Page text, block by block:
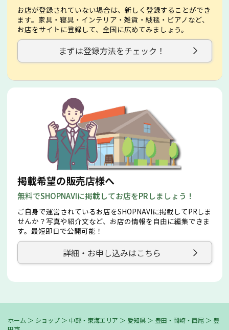
お店が登録されていない場合は、新しく登録することができ
ます。家具・寝具・インテリア・雑貨・絨毯・ビアノなど、
お店をサイトに登録して、全国に広めてみましょう。
まずは登録方法をチェック！
掲載希望の販売店様へ
無料でSHOPNAVIに掲載してお店をPRしましょう！
ご自身で運営されているお店をSHOPNAVIに掲載してPRしま
せんか？写真や紹介文など、お店の情報を自由に編集できま
す。最短即日で公開可能！
詳細・お申し込みはこちら
ホーム ＞ ショップ ＞ 中部・東海エリア ＞ 愛知県 ＞ 豊田・岡崎・西尾 ＞ 豊